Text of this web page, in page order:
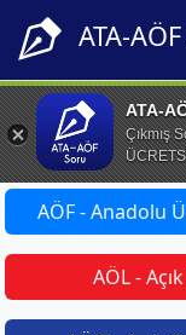
ATA-
ATA-
Çıkmış
AÖF - Anadolu
AÖL -